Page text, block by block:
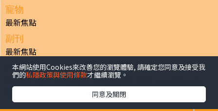
寵物
最新焦點
副刊
最新焦點
日報
揭頁版 港聞 財經/地產 中國/國際
生活副刊
體育 專題/人物
本網站使用Cookies來改善您的瀏覽體驗, 請確定您同意及接受我
們的私隱政策與使用條款才繼續瀏覽。
同意及關閉